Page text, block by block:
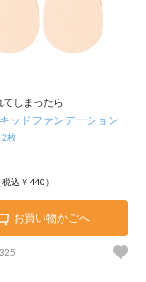
てしまったら
ッドファンデーション
2枚
込￥440）
お買い物かごへ